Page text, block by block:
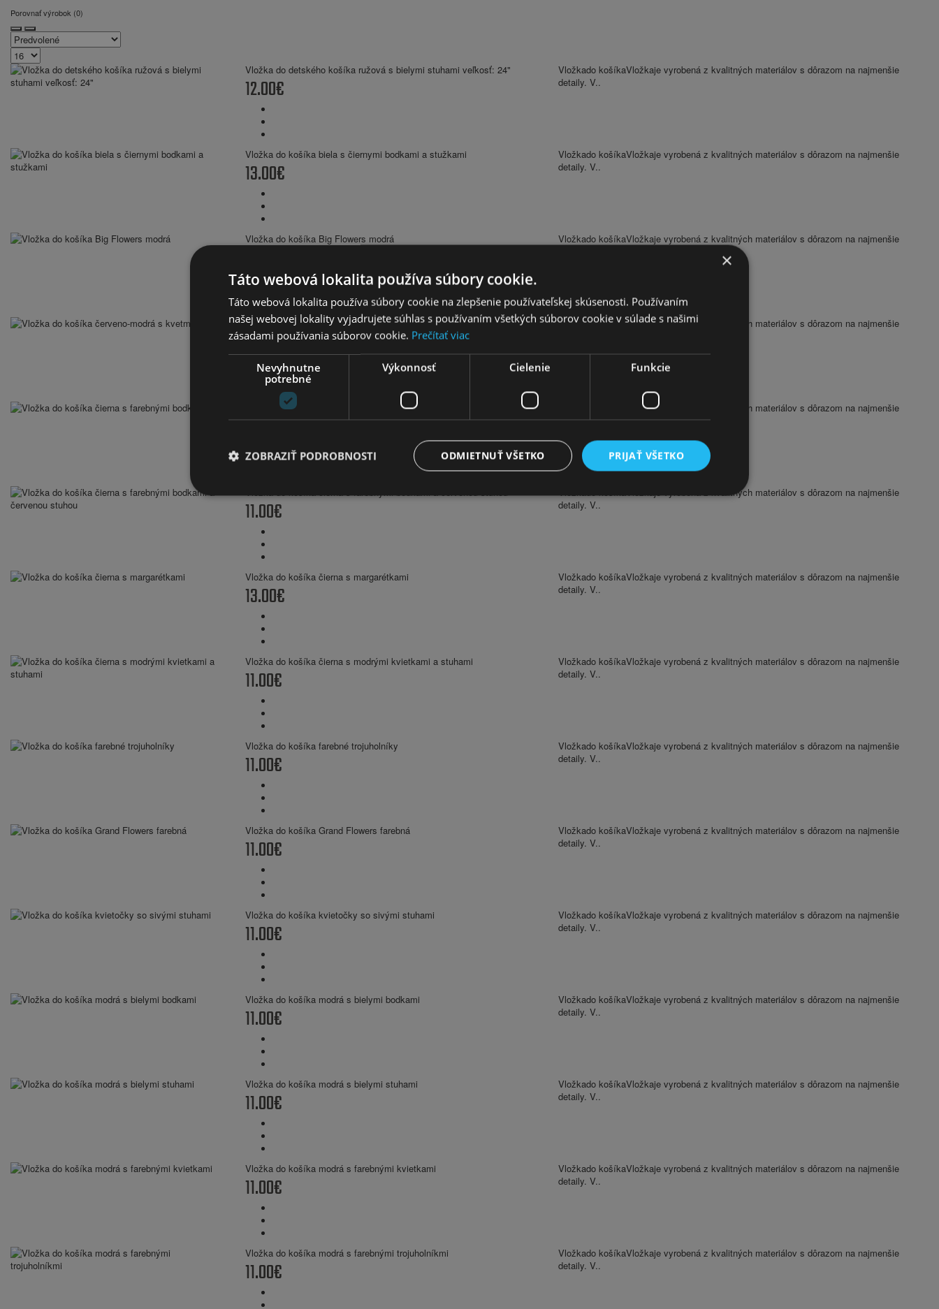
Porovnať výrobok (0)
Vložka do detského košíka ružová s bielymi stuhami veľkosť: 24"
12.00€
Vložkado košíkaVložkaje vyrobená z kvalitných materiálov s dôrazom na najmenšie
detaily. V..
Vložka do košíka biela s čiernymi bodkami a stužkami
13.00€
Vložkado košíkaVložkaje vyrobená z kvalitných materiálov s dôrazom na najmenšie
detaily. V..
Vložka do košíka Big Flowers modrá
Vložkado košíkaVložkaje vyrobená z kvalitných materiálov s dôrazom na najmenšie
Vložka do košíka červeno-modrá s kvetmi
11.00€
Vložkado košíkaVložkaje vyrobená z kvalitných materiálov s dôrazom na najmenšie
Vložka do košíka čierna s farebnými bodkami
13.00€
Vložkado košíkaVložkaje vyrobená z kvalitných materiálov s dôrazom na najmenšie
detaily. V..
Vložka do košíka čierna s farebnými bodkami a červenou stuhou
11.00€
Vložkado košíkaVložkaje vyrobená z kvalitných materiálov s dôrazom na najmenšie
detaily. V..
Vložka do košíka čierna s margarétkami
13.00€
Vložkado košíkaVložkaje vyrobená z kvalitných materiálov s dôrazom na najmenšie
detaily. V..
Vložka do košíka čierna s modrými kvietkami a stuhami
11.00€
Vložkado košíkaVložkaje vyrobená z kvalitných materiálov s dôrazom na najmenšie
detaily. V..
Vložka do košíka farebné trojuholníky
11.00€
Vložkado košíkaVložkaje vyrobená z kvalitných materiálov s dôrazom na najmenšie
detaily. V..
Vložka do košíka Grand Flowers farebná
11.00€
Vložkado košíkaVložkaje vyrobená z kvalitných materiálov s dôrazom na najmenšie
detaily. V..
Vložka do košíka kvietočky so sivými stuhami
11.00€
Vložkado košíkaVložkaje vyrobená z kvalitných materiálov s dôrazom na najmenšie
detaily. V..
Vložka do košíka modrá s bielymi bodkami
11.00€
Vložkado košíkaVložkaje vyrobená z kvalitných materiálov s dôrazom na najmenšie
detaily. V..
Vložka do košíka modrá s bielymi stuhami
11.00€
Vložkado košíkaVložkaje vyrobená z kvalitných materiálov s dôrazom na najmenšie
detaily. V..
Vložka do košíka modrá s farebnými kvietkami
11.00€
Vložkado košíkaVložkaje vyrobená z kvalitných materiálov s dôrazom na najmenšie
detaily. V..
Vložka do košíka modrá s farebnými trojuholníkmi
11.00€
Vložkado košíkaVložkaje vyrobená z kvalitných materiálov s dôrazom na najmenšie
detaily. V..
×
Táto webová lokalita používa súbory cookie.
Táto webová lokalita používa súbory cookie na zlepšenie používateľskej skúsenosti. Používaním
našej webovej lokality vyjadrujete súhlas s používaním všetkých súborov cookie v súlade s našimi
zásadami používania súborov cookie. Prečítať viac
Nevyhnutne
potrebné
Výkonnosť Cielenie Funkcie
PRIJAŤ VŠETKO
ODMIETNUŤ VŠETKO
ZOBRAZIŤ PODROBNOSTI